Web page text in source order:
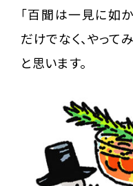
「百聞は一見に如
だけでなく、やって
と思います。